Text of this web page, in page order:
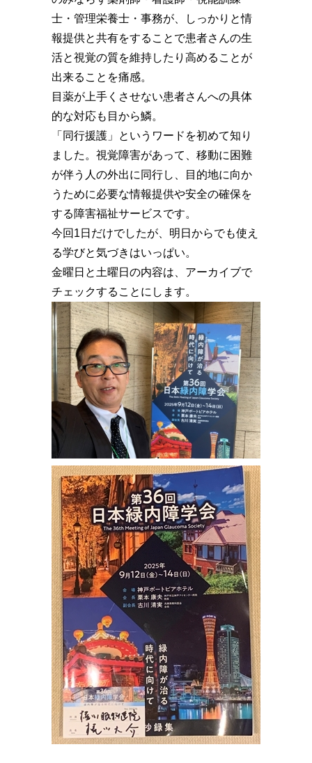
士・管理栄養士・事務が、しっかりと情
報提供と共有をすることで患者さんの生
活と視覚の質を維持したり高めることが
出来ることを痛感。
目薬が上手くさせない患者さんへの具体
的な対応も目から鱗。
「同行援護」というワードを初めて知り
ました。視覚障害があって、移動に困難
が伴う人の外出に同行し、目的地に向か
うために必要な情報提供や安全の確保を
する障害福祉サービスです。
今回1日だけでしたが、明日からでも使え
る学びと気づきはいっぱい。
金曜日と土曜日の内容は、アーカイブで
チェックすることにします。